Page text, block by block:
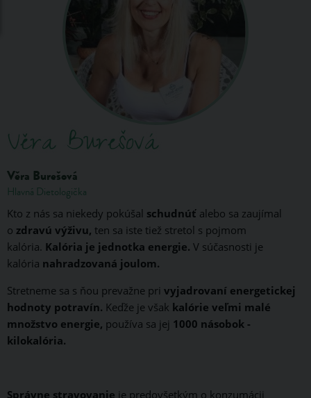
Věra Burešová
Hlavná Dietologička
Kto z nás sa niekedy pokúšal schudnúť alebo sa zaujímal
o zdravú výživu, ten sa iste tiež stretol s pojmom
kalória. Kalória je jednotka energie. V súčasnosti je
kalória nahradzovaná joulom.
Stretneme sa s ňou prevažne pri vyjadrovaní energetickej
hodnoty potravín. Keďže je však kalórie veľmi malé
množstvo energie, používa sa jej 1000 násobok -
kilokalória.
Správne stravovanie je predovšetkým o konzumácii